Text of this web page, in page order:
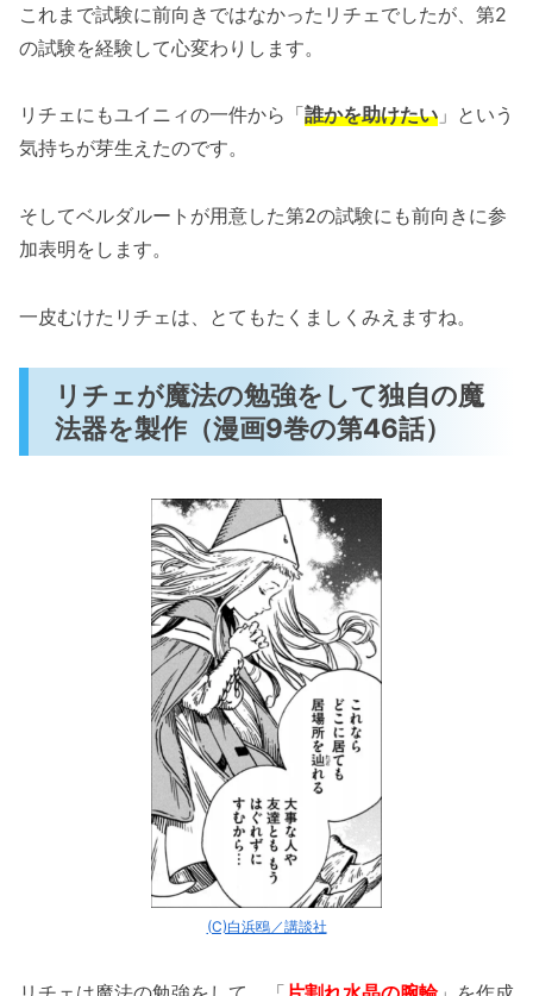
これまで試験に前向きではなかったリチェでしたが、第2
の試験を経験して心変わりします。
リチェにもユイニィの一件から「誰かを助けたい 」という
気持ちが芽生えたのです。
そしてベルダルートが用意した第2の試験にも前向きに参
加表明をします。
一皮むけたリチェは、とてもたくましくみえますね。
リチェが魔法の勉強をして独自の魔
法器を製作（漫画9巻の第46話）
(C)白浜鴎／講談社